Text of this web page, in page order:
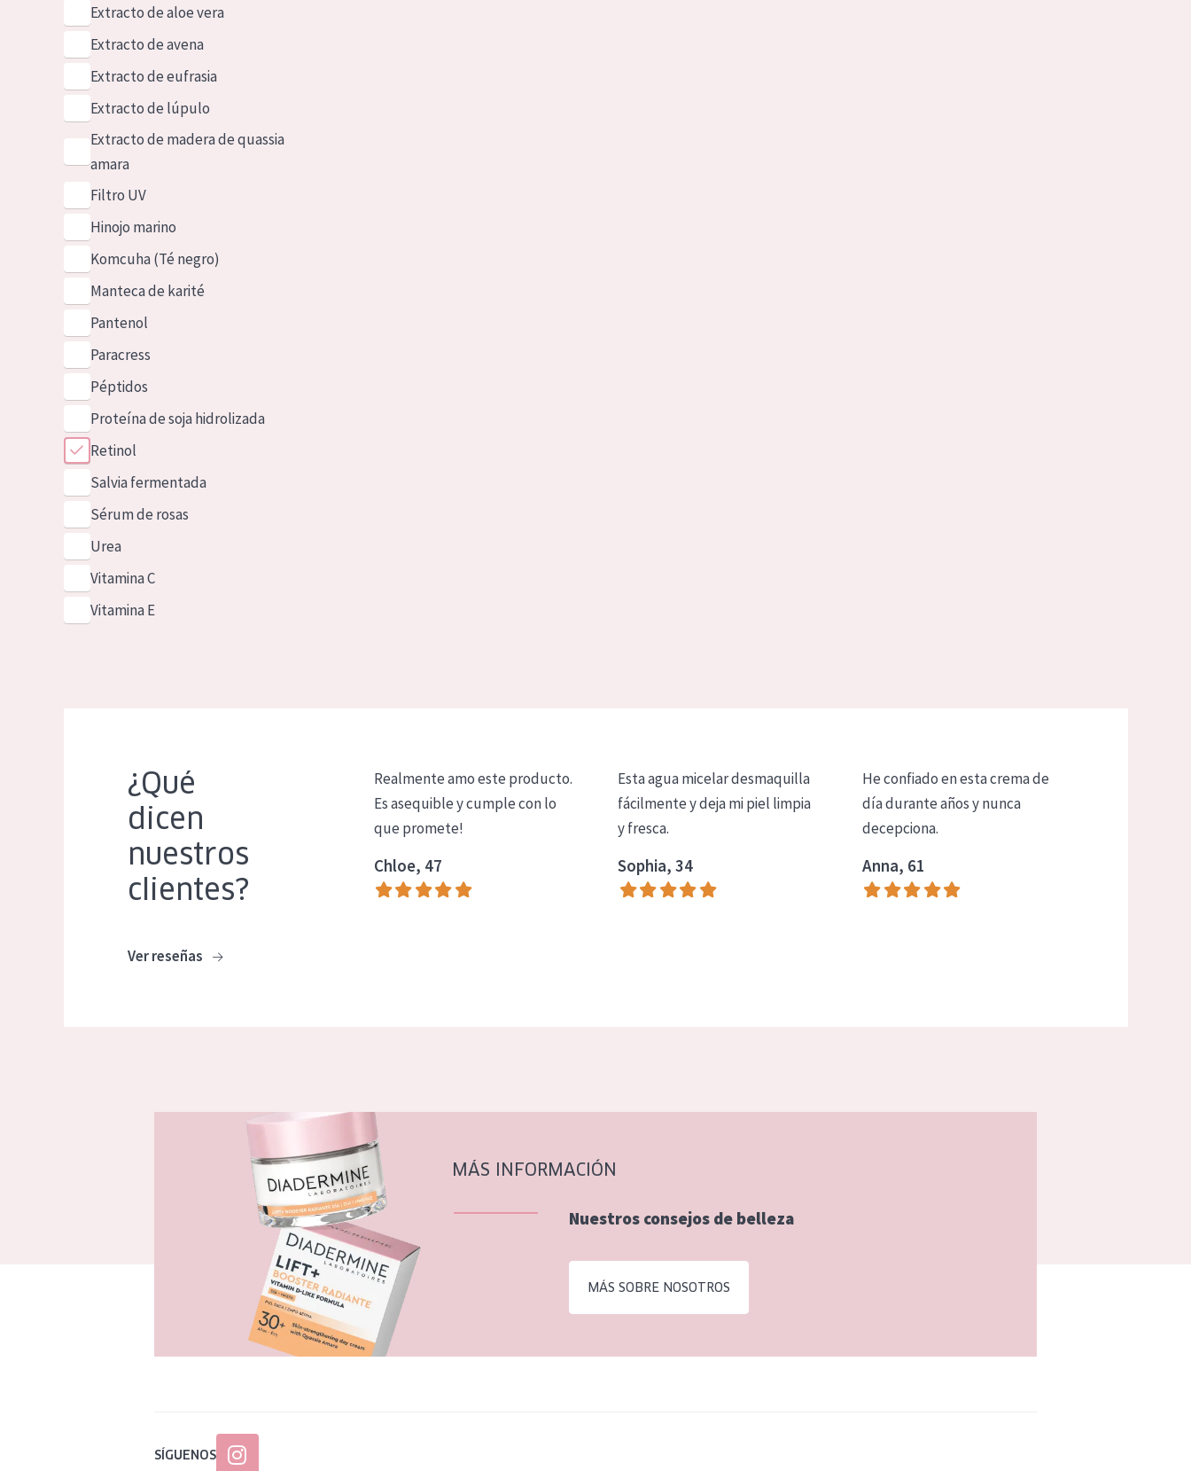
Extracto de aloe vera
Extracto de avena
Extracto de eufrasia
Extracto de lúpulo
Extracto de madera de quassia
amara
Filtro UV
Hinojo marino
Komcuha (Té negro)
Manteca de karité
Pantenol
Paracress
Péptidos
Proteína de soja hidrolizada
Retinol
Salvia fermentada
Sérum de rosas
Urea
Vitamina C
Vitamina E
¿Qué
dicen
nuestros
clientes?
Ver reseñas
Realmente amo este producto.
Es asequible y cumple con lo
que promete!
Chloe, 47
Esta agua micelar desmaquilla
fácilmente y deja mi piel limpia
y fresca.
Sophia, 34
He confiado en esta crema de
día durante años y nunca
decepciona.
Anna, 61
MÁS INFORMACIÓN
Nuestros consejos de belleza
MÁS SOBRE NOSOTROS
SÍGUENOS